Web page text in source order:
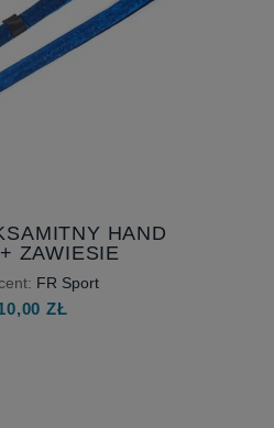
HAND
ZAWIESIE
FR Sport
ZŁ